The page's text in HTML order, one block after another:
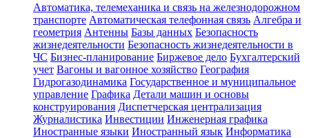
Автоматика, телемеханика и связь на железнодорожном
транспорте Автоматическая телефонная связь Алгебра и
геометрия Антенны Базы данных Безопасность
жизнедеятельности Безопасность жизнедеятельности в
ЧС Бизнес-планирование Биржевое дело Бухгалтерский
учет Вагоны и вагонное хозяйство География
Гидрогазодинамика Государственное и муниципальное
управление Графика Детали машин и основы
конструирования Диспетчерская централизация
Журналистика Инвестиции Инженерная графика
Иностранные языки Иностранный язык Информатика